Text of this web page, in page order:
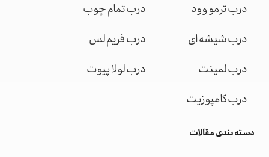
درب ترمو وود
درب تمام چوب
درب شیشه ای
درب فریم لس
درب لمینت
درب لولا پیوت
درب کامپوزیت
دسته بندی مقالات